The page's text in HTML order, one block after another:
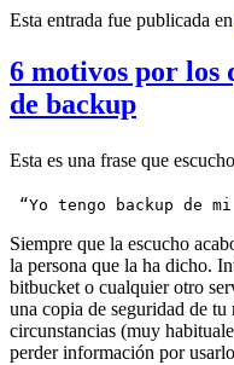
Esta entrada fue publicada en
6 motivos por los
de backup
Esta es una frase que
“Yo tengo backup de
Siempre que la escucho
la persona que la ha dicho.
bitbucket o cualquier otro
una copia de seguridad de
circunstancias (muy
perder información por